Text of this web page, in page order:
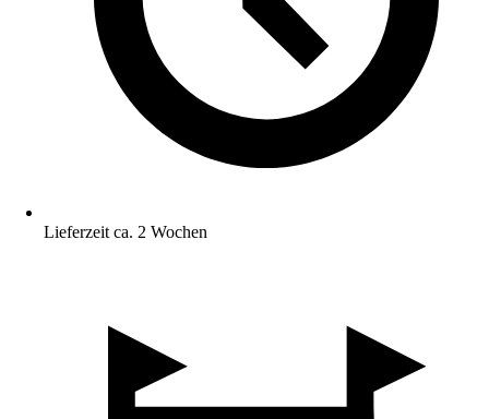
Lieferzeit ca. 2 Wochen